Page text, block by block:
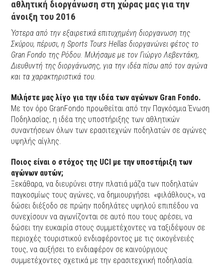
αθλητική διοργάνωση στη χώρας μας για την
άνοιξη του 2016
Ύστερα από την εξαιρετικά επιτυχημένη διοργανωση της
Σκύρου, πέρυσι, η Sports Tours Hellas διοργανώνει φέτος το
Gran Fondo της Ρόδου. Mιλήσαμε με τον Γιώργο Λεβεντάκη,
Διευθυντή της διοργάνωσης, για την ιδέα πίσω από τον αγώνα
και τα χαρακτηριστικά του.
Μιλήστε μας λίγο για την ιδέα των αγώνων Gran Fondo.
Με τον όρο GranFondo προωθείται από την Παγκόσμια Ένωση
Ποδηλασίας, η ιδέα της υποστήριξης των αθλητικών
συναντήσεων όλων των ερασιτεχνών ποδηλατών σε αγώνες
υψηλής αίγλης.
Ποιος είναι ο στόχος της UCI με την υποστήριξη των
αγώνων αυτών;
Ξεκάθαρα, να διευρύνει στην πλατιά μάζα των ποδηλατών
παγκοσμίως τους αγώνες, να δημιουργήσει «φιλάθλους», να
δώσει διέξοδο σε πρώην ποδηλάτες υψηλού επιπέδου να
συνεχίσουν να αγωνίζονται σε αυτό που τους αρέσει, να
δώσει την ευκαιρία στους συμμετέχοντες να ταξιδέψουν σε
περιοχές τουριστικού ενδιαφέροντος με τις οικογένειές
τους, να αυξήσει το ενδιαφέρον σε καινούργιους
συμμετέχοντες σχετικά με την ερασιτεχνική ποδηλασία.